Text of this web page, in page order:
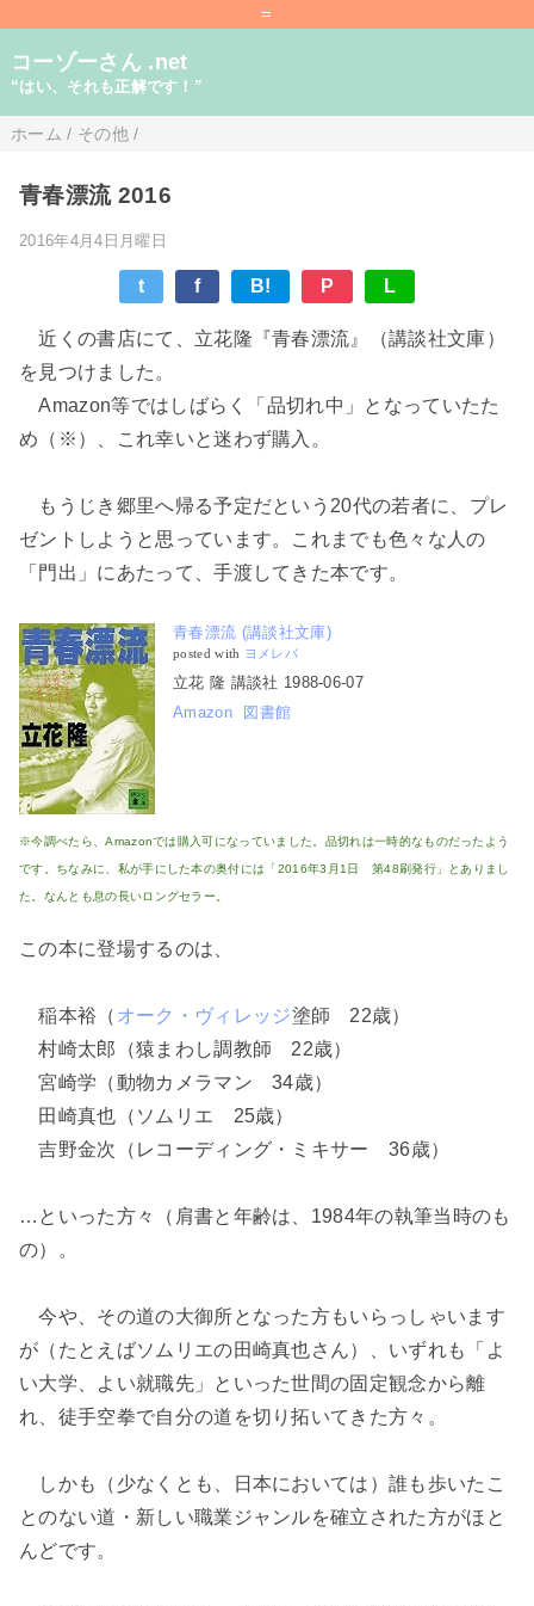
=
コーゾーさん .net
“はい、それも正解です！”
ホーム / その他/
青春漂流 2016
2016年4月4日月曜日
t f B! P L
近くの書店にて、立花隆『青春漂流』（講談社文庫）
を見つけました。
Amazon等ではしばらく「品切れ中」となっていたた
め（※）、これ幸いと迷わず購入。
もうじき郷里へ帰る予定だという20代の若者に、プレ
ゼントしようと思っています。これまでも色々な人の
「門出」にあたって、手渡してきた本です。
青春漂流 (講談社文庫)
posted with ヨメレバ
立花 隆 講談社 1988-06-07
Amazon
図書館
※今調べたら、Amazonでは購入可になっていました。品切れは一時的なものだったよう
です。ちなみに、私が手にした本の奥付には「2016年3月1日 第48刷発行」とありまし
た。なんとも息の長いロングセラー。
この本に登場するのは、
稲本裕（ オーク・ヴィレッジ塗師 22歳）
村崎太郎（猿まわし調教師 22歳）
宮崎学（動物カメラマン 34歳）
田崎真也（ソムリエ 25歳）
吉野金次（レコーディング・ミキサー 36歳）
…といった方々（肩書と年齢は、1984年の執筆当時のも
の）。
今や、その道の大御所となった方もいらっしゃいます
が（たとえばソムリエの田崎真也さん）、いずれも「よ
い大学、よい就職先」といった世間の固定観念から離
れ、徒手空拳で自分の道を切り拓いてきた方々。
しかも（少なくとも、日本においては）誰も歩いたこ
とのない道・新しい職業ジャンルを確立された方がほと
んどです。